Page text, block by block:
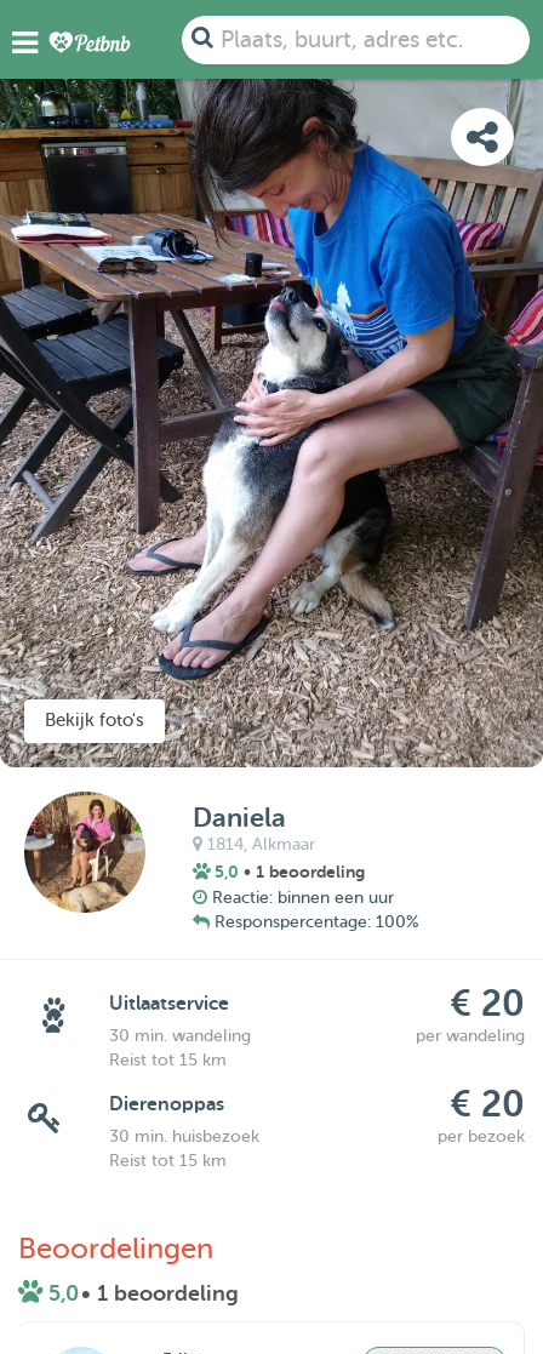
Plaats, buurt, adres etc.
FOTO'S BEOORDELINGEN KAART
Bekijk foto's
Daniela
1814,Alkmaar
5,0 • 1 beoordeling
Reactie: binnen een uur
Responspercentage: 100%
Uitlaatservice € 20
30 min. wandeling
per wandeling
Reist tot 15 km
Dierenoppas € 20
30 min. huisbezoek
per bezoek
Reist tot 15 km
Beoordelingen
5,0• 1 beoordeling